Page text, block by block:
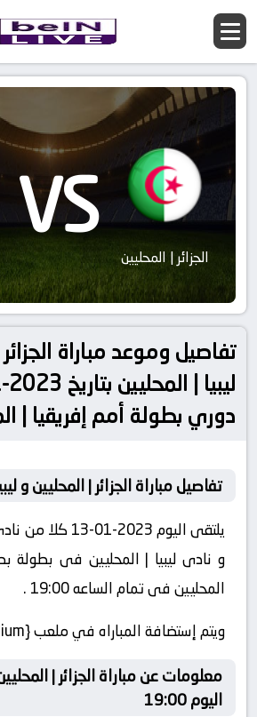
الجزائر | المحليين VS
تفاصيل وموعد مباراة
دوري بطولة أمم إفريقيا |
تفاصيل مباراة الجزائر | المحليين و
يلتقى اليوم 2023-
و نادى ليبيا | المحليين فى بطولة
المحليين فى تمام الساعه 19:00 .
ويتم إستضافة المباراه في ملعب {Stadium} .
معلومات عن مباراة الجزائر |
اليوم 19:00